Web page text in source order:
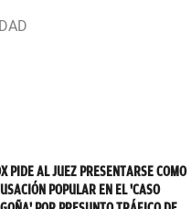
PIDE AL JUEZ PRESENTARSE COMO
POPULAR EN EL 'CASO